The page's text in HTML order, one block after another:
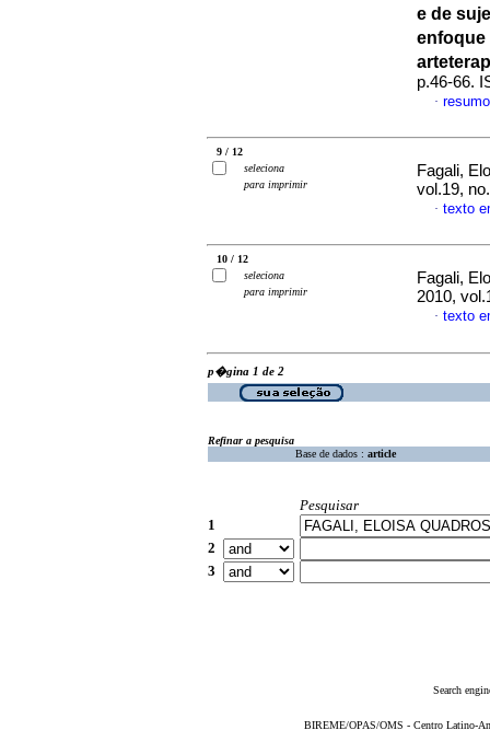
e de
p.46-66.
·
9 / 12
seleciona
para imprimir
Fagali,
vol.19,
· texto
10 / 12
seleciona
para imprimir
Fagali,
2010,
· texto
p�gina 1 de 2
Refinar a pesquisa
Base de dados : article
Pesquisar
1
2
3
Search
BIREME/OPAS/OMS - Centro Latino-